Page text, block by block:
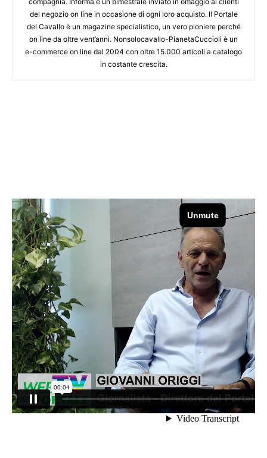
del negozio on line in occasione di ogni loro acquisto. Il Portale
del Cavallo è un magazine specialistico, un vero pioniere perché
on line da oltre vent’anni. Nonsolocavallo-PianetaCuccioli è un
e-commerce on line dal 2004 con oltre 15.000 articoli a catalogo
in costante crescita.